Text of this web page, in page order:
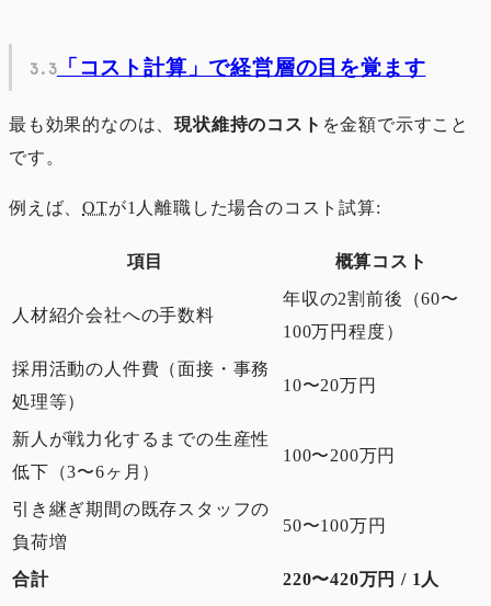
「コスト計算」で経営層の目を覚ます
最も効果的なのは、現状維持のコスト を金額で示すこと
です。
例えば、OTが1人離職した場合のコスト試算:
項目 概算コスト
人材紹介会社への手数料
年収の2割前後（60〜
100万円程度）
採用活動の人件費（面接・事務
処理等）
10〜20万円
新人が戦力化するまでの生産性
低下（3〜6ヶ月）
100〜200万円
引き継ぎ期間の既存スタッフの
負荷増
50〜100万円
合計 220〜420万円 / 1人